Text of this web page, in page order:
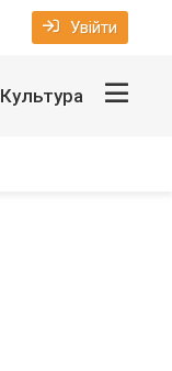
Увійти
Культура